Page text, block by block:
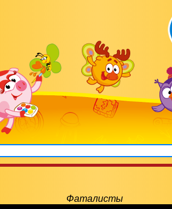
Фаталисты